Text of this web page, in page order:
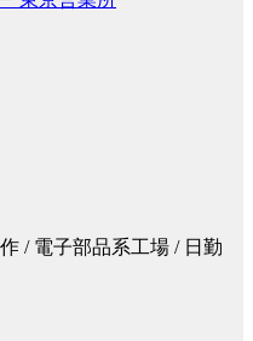
/ 電子部品系工場 / 日勤